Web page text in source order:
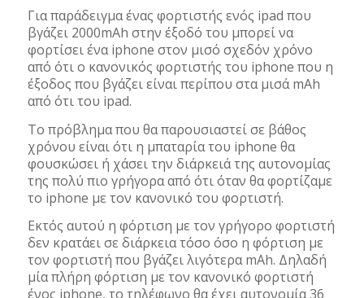
Για παράδειγμα ένας φορτιστής ενός ipad που
βγάζει 2000mAh στην έξοδό του μπορεί να
φορτίσει ένα iphone στον μισό σχεδόν χρόνο
από ότι ο κανονικός φορτιστής του iphone που η
έξοδος που βγάζει είναι περίπου στα μισά mAh
από ότι του ipad.
To πρόβλημα που θα παρουσιαστεί σε βάθος
χρόνου είναι ότι η μπαταρία του iphone θα
φουσκώσει ή χάσει την διάρκειά της αυτονομίας
της πολύ πιο γρήγορα από ότι όταν θα φορτίζαμε
το iphone με τον κανονικό του φορτιστή.
Εκτός αυτού η φόρτιση με τον γρήγορο φορτιστή
δεν κρατάει σε διάρκεια τόσο όσο η φόρτιση με
τον φορτιστή που βγάζει λιγότερα mAh. Δηλαδή
μία πλήρη φόρτιση με τον κανονικό φορτιστή
ένος iphone, το τηλέφωνο θα έχει αυτονομία 36